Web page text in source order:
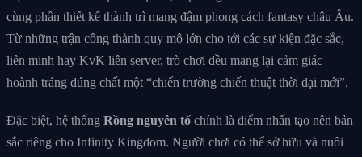
cùng phần thiết kế thành trì mang đậm phong cách fantasy châu Âu.
Từ những trận công thành quy mô lớn cho tới các sự kiện đặc sắc,
liên minh hay KvK liên server, trò chơi đều mang lại cảm giác
hoành tráng đúng chất một “chiến trường chiến thuật thời đại mới”.
Đặc biệt, hệ thống Rồng nguyên tố chính là điểm nhấn tạo nên bản
sắc riêng cho Infinity Kingdom. Người chơi có thể sở hữu và nuôi